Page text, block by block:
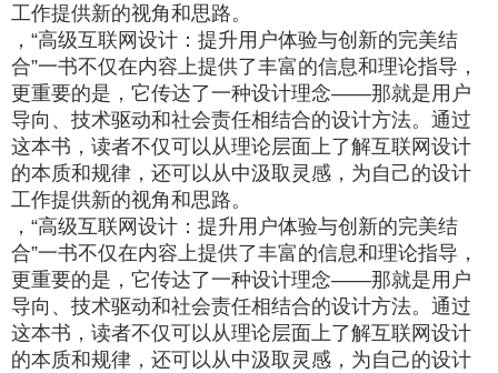
工作提供新的视角和思路。
，“高级互联网设计：提升用户体验与创新的完美结
合”一书不仅在内容上提供了丰富的信息和理论指导，
更重要的是，它传达了一种设计理念——那就是用户
导向、技术驱动和社会责任相结合的设计方法。通过
这本书，读者不仅可以从理论层面上了解互联网设计
的本质和规律，还可以从中汲取灵感，为自己的设计
工作提供新的视角和思路。
，“高级互联网设计：提升用户体验与创新的完美结
合”一书不仅在内容上提供了丰富的信息和理论指导，
更重要的是，它传达了一种设计理念——那就是用户
导向、技术驱动和社会责任相结合的设计方法。通过
这本书，读者不仅可以从理论层面上了解互联网设计
的本质和规律，还可以从中汲取灵感，为自己的设计